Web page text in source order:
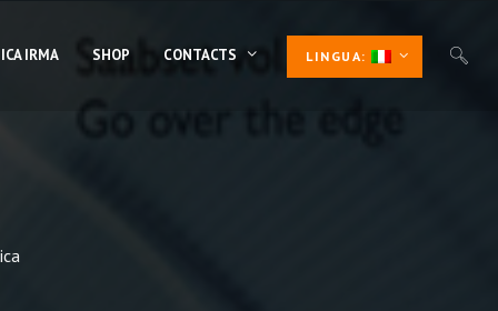
IRMA SHOP CONTACTS LINGUA: